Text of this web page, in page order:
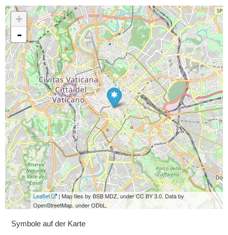
+
-
Leaflet
| Map tiles by BSB MDZ, under CC BY 3.0. Data by
OpenStreetMap, under ODbL.
Symbole auf der Karte